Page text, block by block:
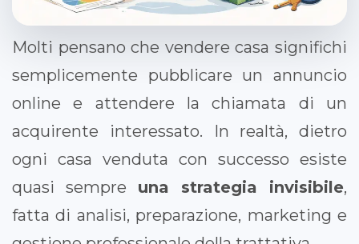
Molti pensano che vendere casa significhi
semplicemente pubblicare un annuncio
online e attendere la chiamata di un
acquirente interessato. In realtà, dietro
ogni casa venduta con successo esiste
quasi sempre una strategia invisibile,
fatta di analisi, preparazione, marketing e